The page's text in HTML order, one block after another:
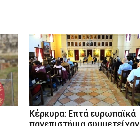
Κέρκυρα: Επτά ευρωπαϊκά
πανεπιστήμια συμμετείχαν